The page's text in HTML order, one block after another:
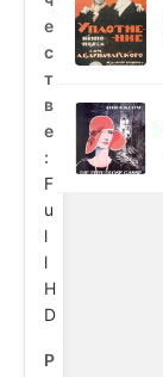
е
с
т
в
е
:
F
u
l
l
H
D
Р